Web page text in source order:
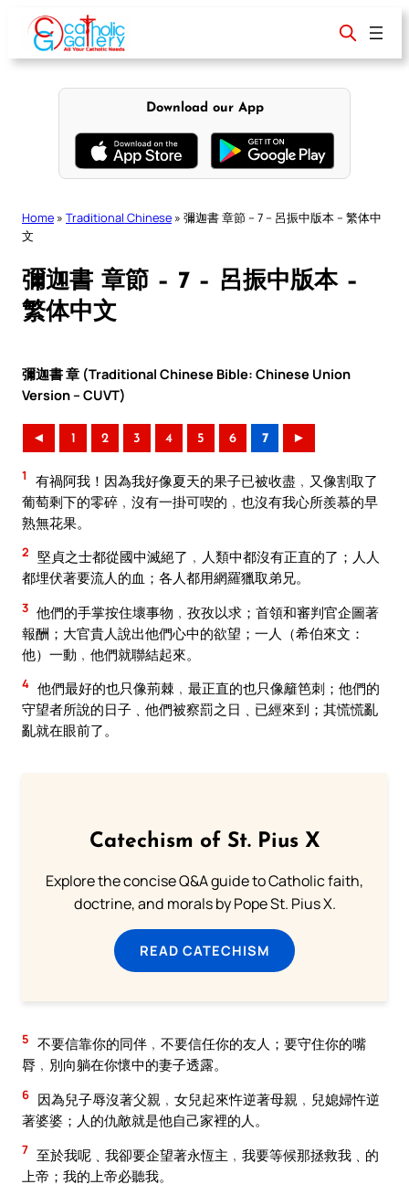
content
Download our App
Home » Traditional Chinese » 彌迦書 章節 – 7 – 呂振中版本 – 繁体中
文
彌迦書 章節 – 7 – 呂振中版本 –
繁体中文
彌迦書 章 (Traditional Chinese Bible: Chinese Union
Version – CUVT)
◄ 1 2 3 4 5 6 7 ►
1
有禍阿我！因為我好像夏天的果子已被收盡﹐又像割取了
葡萄剩下的零碎﹐沒有一掛可喫的﹐也沒有我心所羨慕的早
熟無花果。
2 堅貞之士都從國中滅絕了﹐人類中都沒有正直的了；人人
都埋伏著要流人的血；各人都用網羅獵取弟兄。
3 他們的手掌按住壞事物﹐孜孜以求；首領和審判官企圖著
報酬；大官貴人說出他們心中的欲望；一人（希伯來文：
他）一動﹐他們就聯結起來。
4 他們最好的也只像荊棘﹐最正直的也只像籬笆刺；他們的
守望者所說的日子﹑他們被察罰之日﹑已經來到；其慌慌亂
亂就在眼前了。
Catechism of St. Pius X
Explore the concise Q&A guide to Catholic faith,
doctrine, and morals by Pope St. Pius X.
READ CATECHISM
5 不要信靠你的同伴﹐不要信任你的友人；要守住你的嘴
脣﹐別向躺在你懷中的妻子透露。
6 因為兒子辱沒著父親﹐女兒起來忤逆著母親﹐兒媳婦忤逆
著婆婆；人的仇敵就是他自己家裡的人。
7 至於我呢﹑我卻要企望著永恆主﹐我要等候那拯救我﹑的
上帝；我的上帝必聽我。